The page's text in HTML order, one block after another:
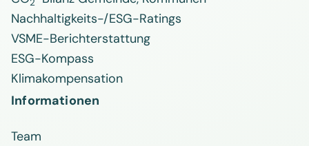
Nachhaltigkeits-/ESG-Ratings
VSME-Berichterstattung
ESG-Kompass
Klimakompensation
Informationen
Team